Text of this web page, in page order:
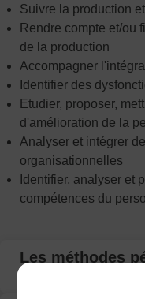
Suivre la production
Rendre compte et/ou
de la production
Accompagner
Identifier des
Etudier, proposer,
d'amélioration de la
Analyser et intégrer
organisationnelles
Identifier, analyser et
compétences du
Les méthodes